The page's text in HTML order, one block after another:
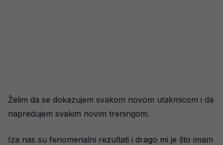
Želim da se dokazujem svakom novom utakmicom i da
napredujem svakim novim treningom.
Iza nas su fenomenalni rezultati i drago mi je što imam